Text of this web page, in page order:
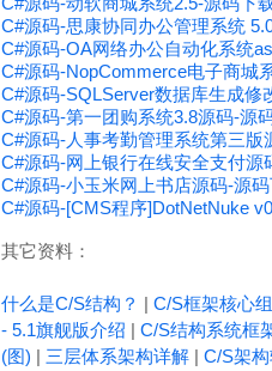
C#源码-思康协同办公管理系统
C#源码-OA网络办公自动化系统
C#源码-NopCommerce电子商城
C#源码-SQLServer数据库生成修
C#源码-第一团购系统3.8源码-源
C#源码-人事考勤管理系统第三版
C#源码-网上银行在线安全支付源
C#源码-小玉米网上书店源码-源
C#源码-[CMS程序]DotNetNuke
其它资料：
什么是C/S结构？ | C/S框架核心
- 5.1旗舰版介绍 | C/S结构系统框
(图) | 三层体系架构详解| C/S架